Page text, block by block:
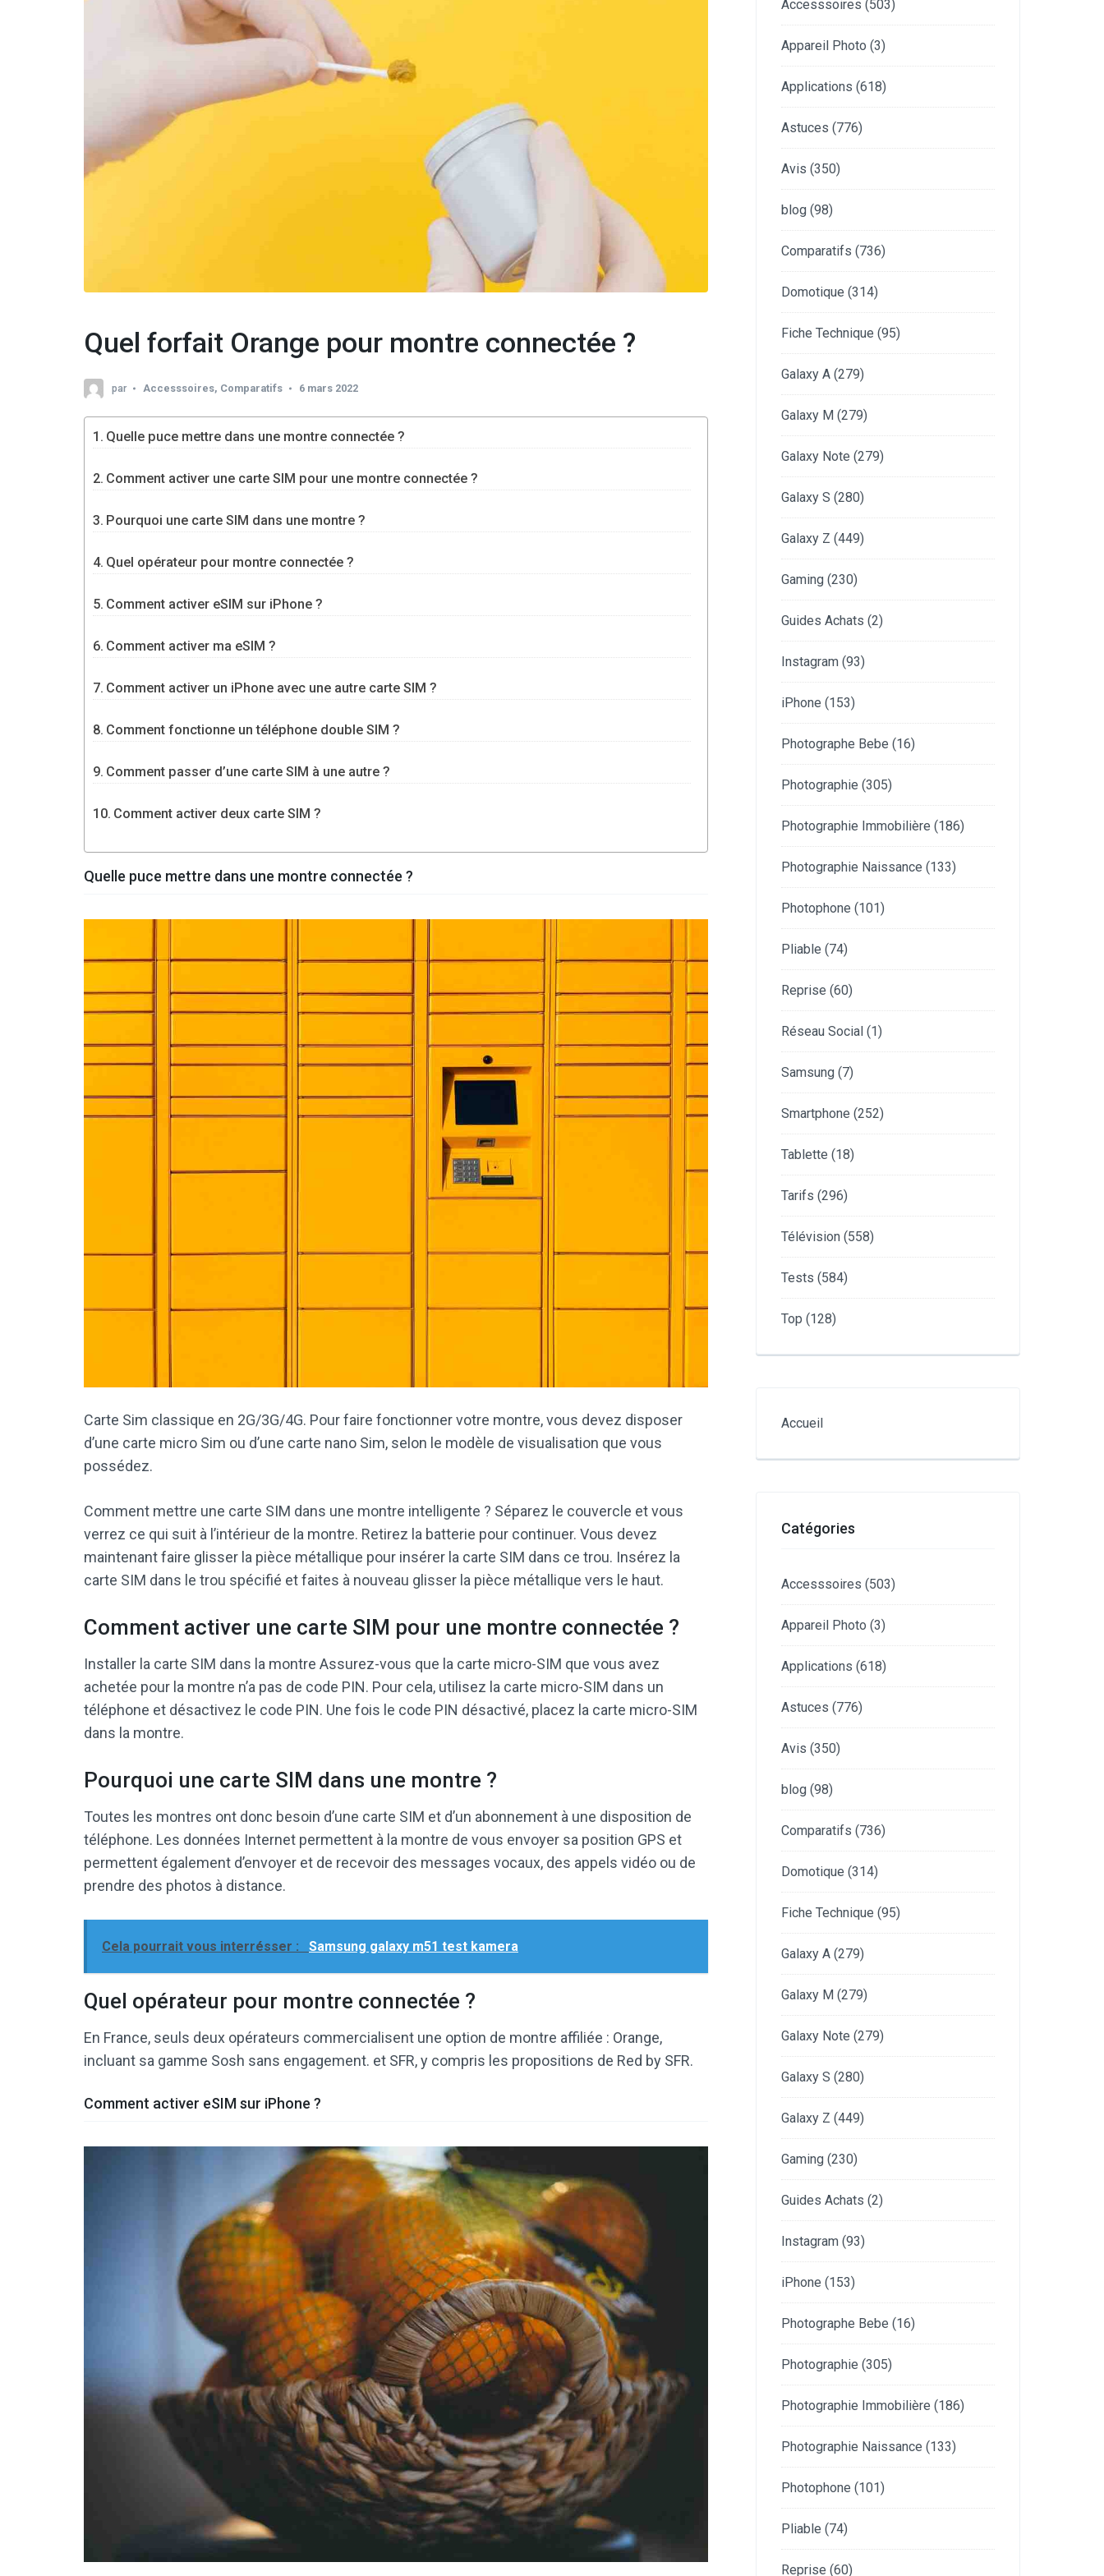
Quel forfait Orange pour montre connectée ?
par Accesssoires, Comparatifs 6 mars 2022
Quelle puce mettre dans une montre connectée ?
Comment activer une carte SIM pour une montre connectée ?
Pourquoi une carte SIM dans une montre ?
Quel opérateur pour montre connectée ?
Comment activer eSIM sur iPhone ?
Comment activer ma eSIM ?
Comment activer un iPhone avec une autre carte SIM ?
Comment fonctionne un téléphone double SIM ?
Comment passer d’une carte SIM à une autre ?
Comment activer deux carte SIM ?
Quelle puce mettre dans une montre connectée ?
Carte Sim classique en 2G/3G/4G. Pour faire fonctionner votre montre, vous devez disposer
d’une carte micro Sim ou d’une carte nano Sim, selon le modèle de visualisation que vous
possédez.
Comment mettre une carte SIM dans une montre intelligente ? Séparez le couvercle et vous
verrez ce qui suit à l’intérieur de la montre. Retirez la batterie pour continuer. Vous devez
maintenant faire glisser la pièce métallique pour insérer la carte SIM dans ce trou. Insérez la
carte SIM dans le trou spécifié et faites à nouveau glisser la pièce métallique vers le haut.
Comment activer une carte SIM pour une montre connectée ?
Installer la carte SIM dans la montre Assurez-vous que la carte micro-SIM que vous avez
achetée pour la montre n’a pas de code PIN. Pour cela, utilisez la carte micro-SIM dans un
téléphone et désactivez le code PIN. Une fois le code PIN désactivé, placez la carte micro-SIM
dans la montre.
Pourquoi une carte SIM dans une montre ?
Toutes les montres ont donc besoin d’une carte SIM et d’un abonnement à une disposition de
téléphone. Les données Internet permettent à la montre de vous envoyer sa position GPS et
permettent également d’envoyer et de recevoir des messages vocaux, des appels vidéo ou de
prendre des photos à distance.
Cela pourrait vous interrésser : Samsung galaxy m51 test kamera
Quel opérateur pour montre connectée ?
En France, seuls deux opérateurs commercialisent une option de montre affiliée : Orange,
incluant sa gamme Sosh sans engagement. et SFR, y compris les propositions de Red by SFR.
Comment activer eSIM sur iPhone ?
Accesssoires (503)
Appareil Photo (3)
Applications (618)
Astuces (776)
Avis (350)
blog (98)
Comparatifs (736)
Domotique (314)
Fiche Technique (95)
Galaxy A (279)
Galaxy M (279)
Galaxy Note (279)
Galaxy S (280)
Galaxy Z (449)
Gaming (230)
Guides Achats (2)
Instagram (93)
iPhone (153)
Photographe Bebe (16)
Photographie (305)
Photographie Immobilière (186)
Photographie Naissance (133)
Photophone (101)
Pliable (74)
Reprise (60)
Réseau Social (1)
Samsung (7)
Smartphone (252)
Tablette (18)
Tarifs (296)
Télévision (558)
Tests (584)
Top (128)
Accueil
Catégories
Accesssoires (503)
Appareil Photo (3)
Applications (618)
Astuces (776)
Avis (350)
blog (98)
Comparatifs (736)
Domotique (314)
Fiche Technique (95)
Galaxy A (279)
Galaxy M (279)
Galaxy Note (279)
Galaxy S (280)
Galaxy Z (449)
Gaming (230)
Guides Achats (2)
Instagram (93)
iPhone (153)
Photographe Bebe (16)
Photographie (305)
Photographie Immobilière (186)
Photographie Naissance (133)
Photophone (101)
Pliable (74)
Reprise (60)